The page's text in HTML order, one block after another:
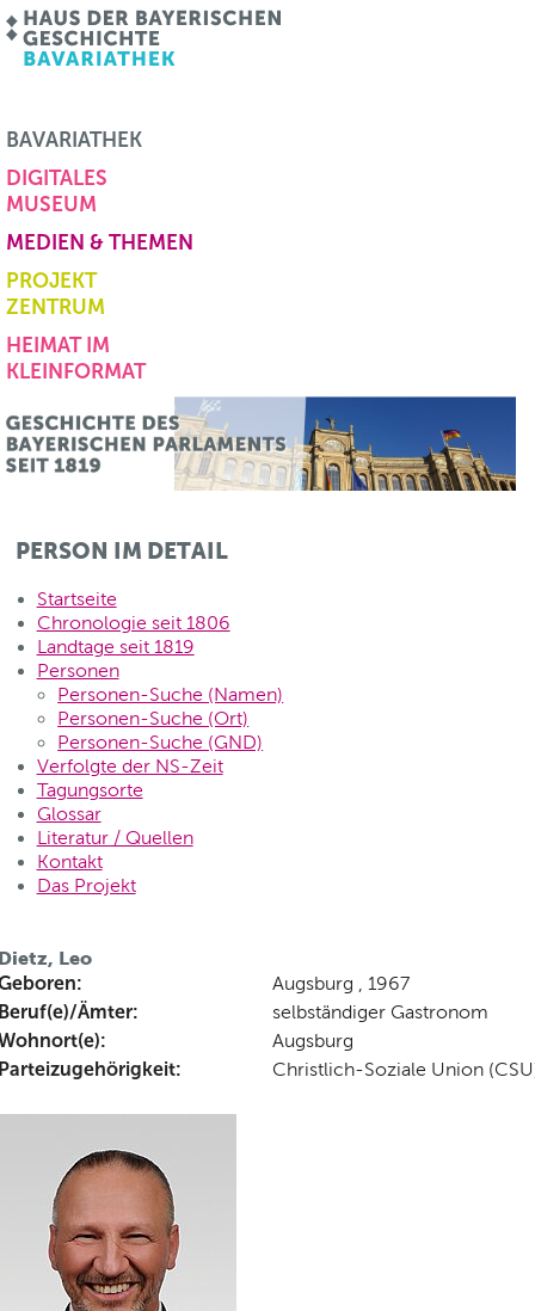
BAVARIATHEK
DIGITALES
MUSEUM
MEDIEN & THEMEN
PROJEKT
ZENTRUM
HEIMAT IM
KLEINFORMAT
PERSON IM DETAIL
Startseite
Chronologie seit 1806
Landtage seit 1819
Personen
Personen-Suche (Namen)
Personen-Suche (Ort)
Personen-Suche (GND)
Verfolgte der NS-Zeit
Tagungsorte
Glossar
Literatur / Quellen
Kontakt
Das Projekt
Leo
Augsburg , 1967
Ämter: selbständiger Gastronom
Augsburg
Christlich-Soziale Union